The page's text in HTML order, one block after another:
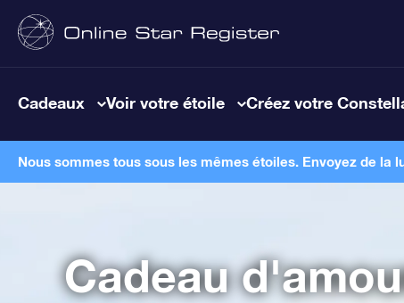
Cadeaux Voir votre étoile Créez votre
Nous sommes tous sous les mêmes étoiles. Envoyez de la
Cadeau